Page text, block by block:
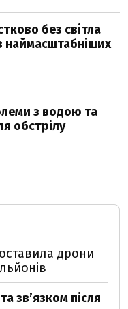
без світла
з наймасштабніших
з водою та
обстрілу
дрони
звʼязком після